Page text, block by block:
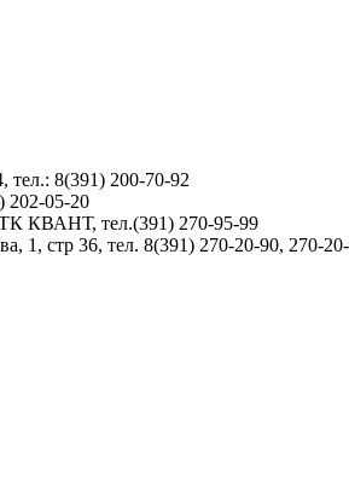
8(391) 200-70-92
202-05-20
КВАНТ, тел.(391) 270-95-99
1, стр 36, тел. 8(391) 270-20-90, 270-